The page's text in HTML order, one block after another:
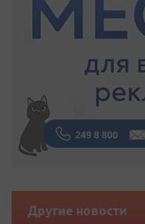
Другие новости